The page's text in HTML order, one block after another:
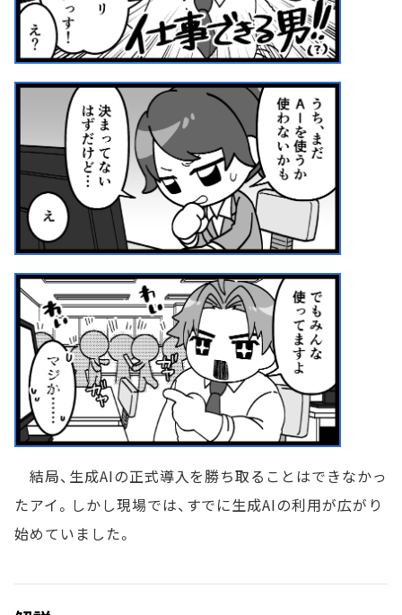
結局、生成AIの正式導入を勝ち取ることはできなかっ
たアイ。しかし現場では、すでに生成AIの利用が広がり
始めていました。